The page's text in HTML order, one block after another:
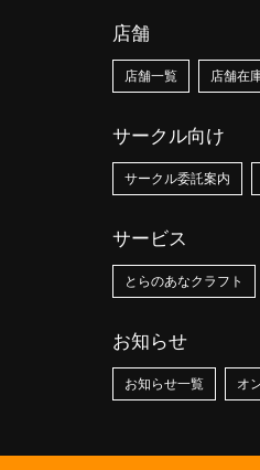
店舗
店舗一覧 店舗在
サークル向け
サークル委託案内
サービス
とらのあなクラフト
お知らせ
お知らせ一覧 オ